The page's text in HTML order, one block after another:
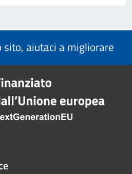
sito, aiutaci a migliorare